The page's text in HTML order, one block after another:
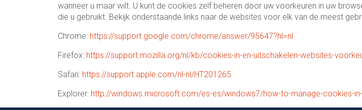
wanneer u maar wilt. U kunt de cookies zelf beheren door uw voorkeuren in uw
die u gebruikt. Bekijk onderstaande links naar de websites voor elk van de meest
Chrome: https://support.google.com/chrome/answer/95647?hl=nl
Firefox: https://support.mozilla.org/nl/kb/cookies-in-en-uitschakelen-websites-
Safari: https://support.apple.com/nl-nl/HT201265
Explorer: http://windows.microsoft.com/es-es/windows7/how-to-manage-cookies-